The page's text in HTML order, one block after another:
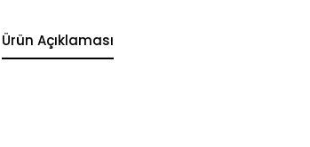
Ürün Açıklaması